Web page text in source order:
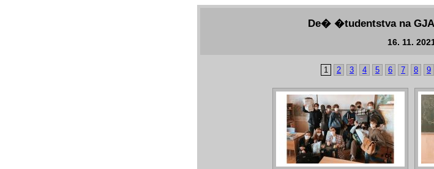
De� �tudentstva na
16. 11.
1 2 3 4 5 6 7 8 9